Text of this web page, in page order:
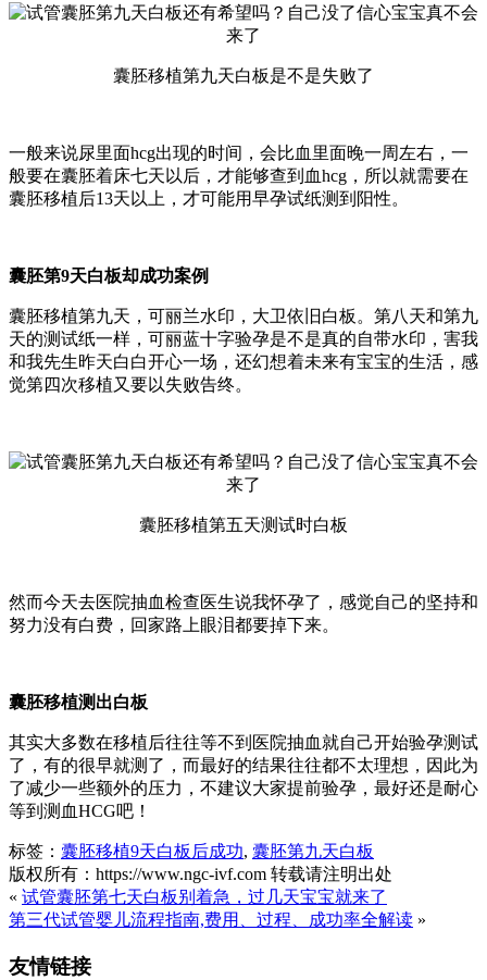
囊胚移植第九天白板是不是失败了
一般来说尿里面hcg出现的时间，会比血里面晚一周左右，一
般要在囊胚着床七天以后，才能够查到血hcg，所以就需要在
囊胚移植后13天以上，才可能用早孕试纸测到阳性。
囊胚第9天白板却成功案例
囊胚移植第九天，可丽兰水印，大卫依旧白板。第八天和第九
天的测试纸一样，可丽蓝十字验孕是不是真的自带水印，害我
和我先生昨天白白开心一场，还幻想着未来有宝宝的生活，感
觉第四次移植又要以失败告终。
囊胚移植第五天测试时白板
然而今天去医院抽血检查医生说我怀孕了，感觉自己的坚持和
努力没有白费，回家路上眼泪都要掉下来。
囊胚移植测出白板
其实大多数在移植后往往等不到医院抽血就自己开始验孕测试
了，有的很早就测了，而最好的结果往往都不太理想，因此为
了减少一些额外的压力，不建议大家提前验孕，最好还是耐心
等到测血HCG吧！
标签： 囊胚移植9天白板后成功, 囊胚第九天白板
版权所有：https://www.ngc-ivf.com 转载请注明出处
« 试管囊胚第七天白板别着急，过几天宝宝就来了
第三代试管婴儿流程指南,费用、过程、成功率全解读 »
友情链接